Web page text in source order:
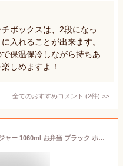
ボックスは、2段になっ
入れることが出来ます。
保温保冷しながら持ちあ
しめますよ！
全てのおすすめコメント (2件) >
パール金属 保温 どんぶり ランチジャー 1060ml お弁当 ブラック ホームレーベル HB-4742